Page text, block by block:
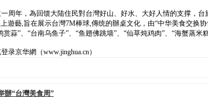
周年，為回馈大陆住民對台灣好山、好水、大好人情的支撑，
遊藝,旨在展示台灣7M棒球,傳统的辦桌文化，由“中华美食交
蒜”、“台南乌鱼子”、“鱼翅佛跳墙”、“仙草炖鸡肉”、“海蟹蒸
录京华網（www.jinghua.cn）
辦“台灣美食周”